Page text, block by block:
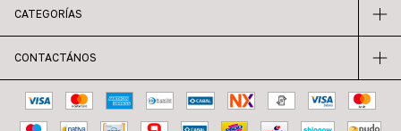
CATEGORÍAS
CONTACTÁNOS